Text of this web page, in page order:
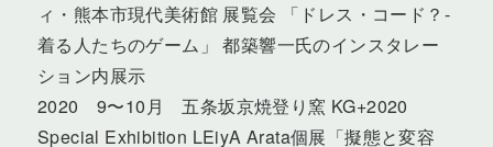
ィ・熊本市現代美術館 展覧会 「ドレス・コード？-
着る人たちのゲーム」 都築響一氏のインスタレー
ション内展示
2020 9〜10月 五条坂京焼登り窯 KG+2020
Special Exhibition LEiyA Arata個展「擬態と変容